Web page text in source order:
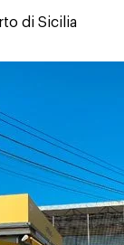
di Sicilia